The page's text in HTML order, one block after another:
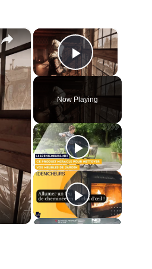
×
Play Video
Now Playing
×